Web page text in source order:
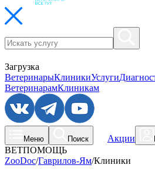
Загрузка
ВетеринарыКлиникиУслуги
ВетеринарамКлиникам
Меню Поиск Акции
ВЕТПОМОЩЬ
ZooDoc/Гаврилов-Ям/Клиники